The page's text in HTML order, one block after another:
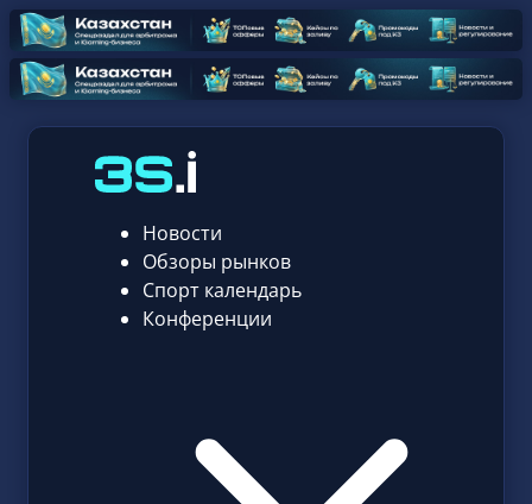
Новости
Обзоры рынков
Спорт календарь
Конференции